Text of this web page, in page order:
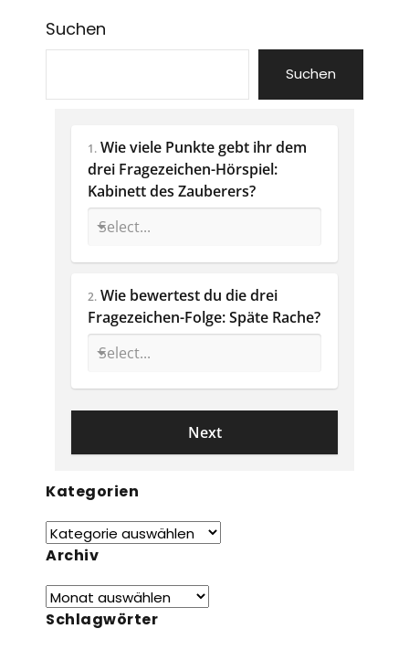
Suchen
Suchen
1. Wie viele Punkte gebt ihr dem
drei Fragezeichen-Hörspiel:
Kabinett des Zauberers?
2. Wie bewertest du die drei
Kategorien
Archiv
Schlagwörter